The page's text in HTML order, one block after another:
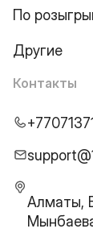
По
Другие
Контакты
Алматы,